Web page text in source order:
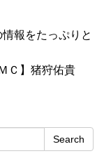
報をたっぷりと
Ｃ】猪狩佑貴
Search